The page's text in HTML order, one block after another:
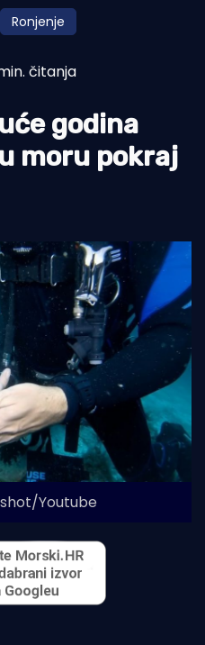
Ronjenje
čitanja
godina
moru pokraj
Youtube